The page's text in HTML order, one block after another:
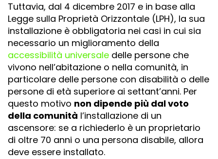
Tuttavia, dal 4 dicembre 2017 e in base alla
Legge sulla Proprietà Orizzontale (LPH), la sua
installazione è obbligatoria nei casi in cui sia
necessario un miglioramento della
accessibilità universale delle persone che
vivono nell’abitazione o nella comunità, in
particolare delle persone con disabilità o delle
persone di età superiore ai settant’anni. Per
questo motivo non dipende più dal voto
della comunità l’installazione di un
ascensore: se a richiederlo è un proprietario
di oltre 70 anni o una persona disabile, allora
deve essere installato.